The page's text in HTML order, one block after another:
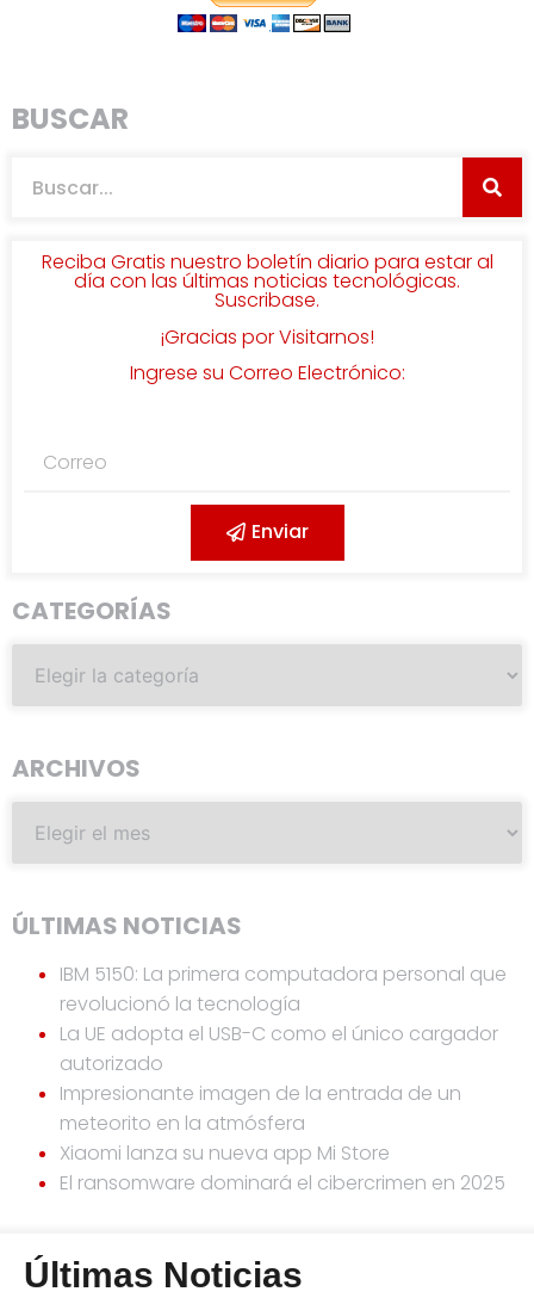
BUSCAR
Reciba Gratis nuestro boletín diario para estar al
día con las últimas noticias tecnológicas.
Suscribase.
¡Gracias por Visitarnos!
Ingrese su Correo Electrónico:
Enviar
CATEGORÍAS
ARCHIVOS
ÚLTIMAS NOTICIAS
IBM 5150: La primera computadora personal que
revolucionó la tecnología
La UE adopta el USB-C como el único cargador
autorizado
Impresionante imagen de la entrada de un
meteorito en la atmósfera
Xiaomi lanza su nueva app Mi Store
El ransomware dominará el cibercrimen en 2025
Últimas Noticias